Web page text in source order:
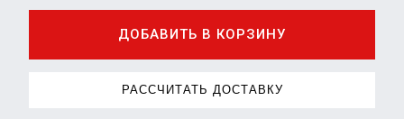
ДОБАВИТЬ В КОРЗИНУ
РАССЧИТАТЬ ДОСТАВКУ